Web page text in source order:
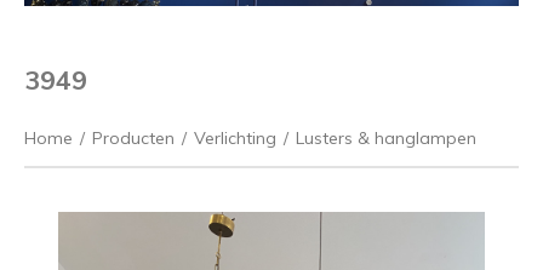
3949
Home / Producten / Verlichting / Lusters & hanglampen